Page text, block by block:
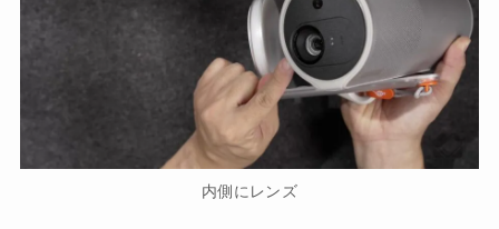
内側にレンズ